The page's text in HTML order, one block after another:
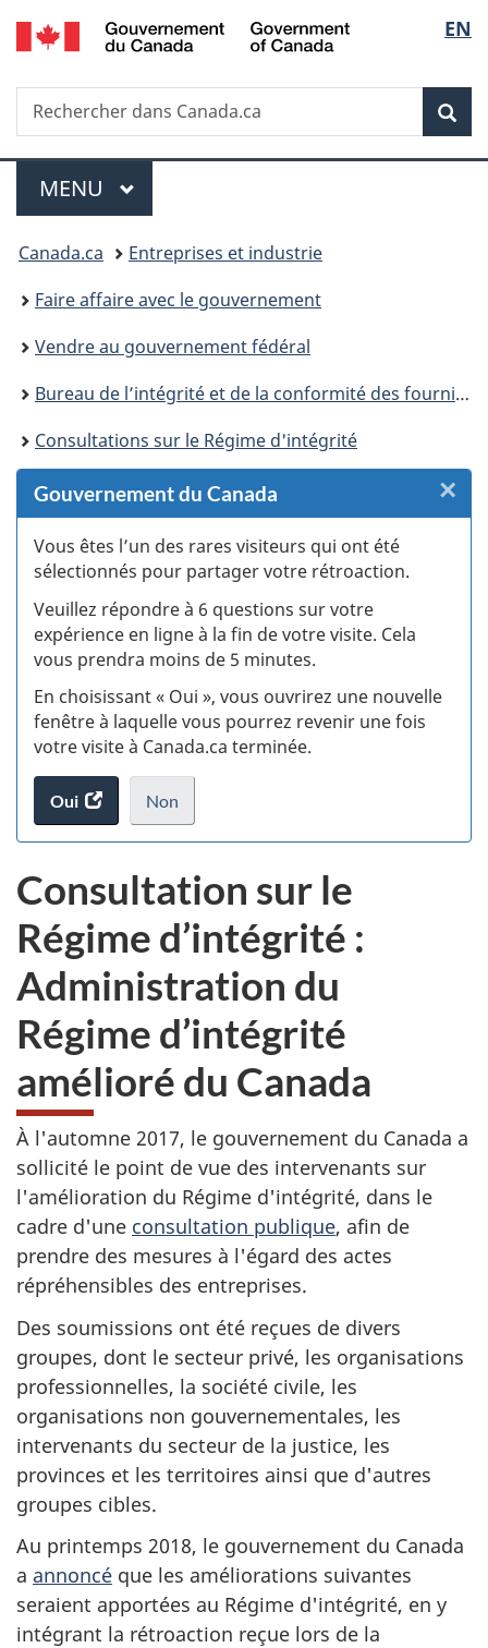
Passer
au
des
Passer
au
principal
Passer
à
Au
du
Passer
à
version
simplifiée
de
la
EN
Recherche
Rechercher
dans
Menu
MENU PRINCIPAL
Vous
êtes
ici :
Canada.ca
Entreprises et industrie
Faire affaire avec le gouvernement
Vendre au gouvernement fédéral
Bureau de l’intégrité et de la conformité des fournisseurs (BICF)
Consultations sur le Régime d'intégrité
Gouvernement du Canada
Vous êtes l’un des rares visiteurs qui ont été
sélectionnés pour partager votre rétroaction.
Veuillez répondre à 6 questions sur votre
expérience en ligne à la fin de votre visite. Cela
vous prendra moins de 5 minutes.
En choisissant « Oui », vous ouvrirez une nouvelle
fenêtre à laquelle vous pourrez revenir une fois
votre visite à Canada.ca terminée.
Oui
accéder
au
Non
je
veux
pas
participer
au
sondage
du
site
web,
.
×
Consultation sur le
Régime d’intégrité :
Administration du
Régime d’intégrité
amélioré du Canada
À l'automne 2017, le gouvernement du Canada a
sollicité le point de vue des intervenants sur
l'amélioration du Régime d'intégrité, dans le
cadre d'une consultation publique, afin de
prendre des mesures à l'égard des actes
répréhensibles des entreprises.
Des soumissions ont été reçues de divers
groupes, dont le secteur privé, les organisations
professionnelles, la société civile, les
organisations non gouvernementales, les
intervenants du secteur de la justice, les
provinces et les territoires ainsi que d'autres
groupes cibles.
Au printemps 2018, le gouvernement du Canada
a annoncé que les améliorations suivantes
seraient apportées au Régime d'intégrité, en y
intégrant la rétroaction reçue lors de la